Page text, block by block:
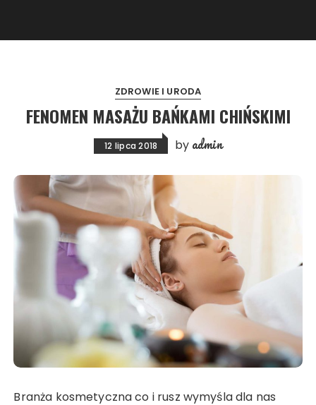
ZDROWIE I URODA
FENOMEN MASAŻU BAŃKAMI CHIŃSKIMI
12 lipca 2018 by admin
Branża kosmetyczna co i rusz wymyśla dla nas